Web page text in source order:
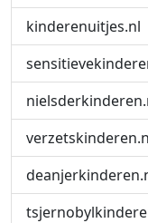
kinderenuitjes.nl